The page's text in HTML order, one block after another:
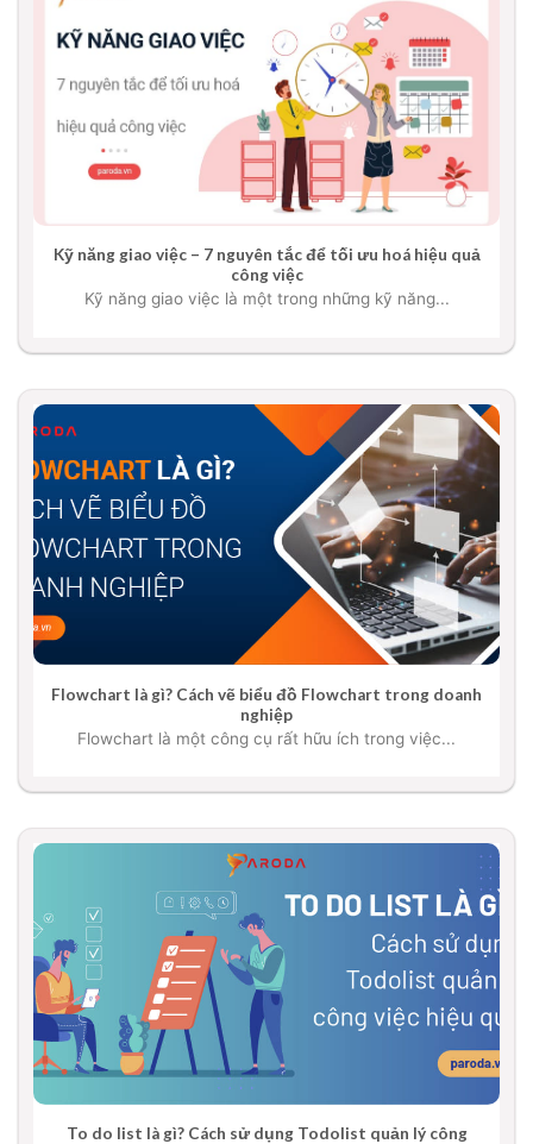
Kỹ năng giao việc – 7 nguyên tắc để tối ưu hoá hiệu quả
công việc
Kỹ năng giao việc là một trong những kỹ năng...
Flowchart là gì? Cách vẽ biểu đồ Flowchart trong doanh
nghiệp
Flowchart là một công cụ rất hữu ích trong việc...
To do list là gì? Cách sử dụng Todolist quản lý công